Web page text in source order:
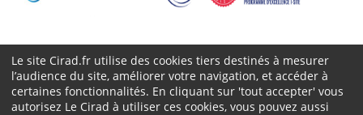
Cirad 2026 ©
Mentions légales
Le site Cirad.fr utilise des cookies tiers destinés à mesurer
l’audience du site, améliorer votre navigation, et accéder à
certaines fonctionnalités. En cliquant sur 'tout accepter' vous
autorisez Le Cirad à utiliser ces cookies, vous pouvez aussi